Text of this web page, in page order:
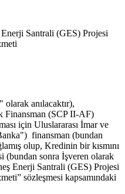
Santrali (GES) Projesi
anılacaktır),
Finansman (SCP II-AF)
için Uluslararası İmar ve
finansman (bundan
olup, Kredinin bir kısmını
sonra İşveren olarak
Enerji Santrali (GES) Projesi
sözleşmesi kapsamındaki